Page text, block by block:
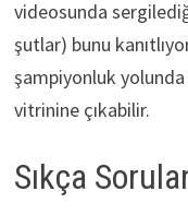
videosunda
şutlar) bunu
şampiyonluk yolunda
vitrinine çıkabilir.
Sıkça